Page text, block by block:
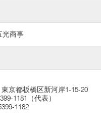
商事
京都板橋区新河岸1-15-20
1181（代表）
1182